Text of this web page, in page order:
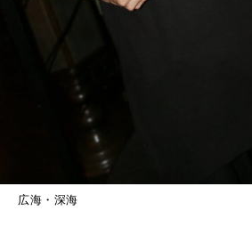
広海・深海